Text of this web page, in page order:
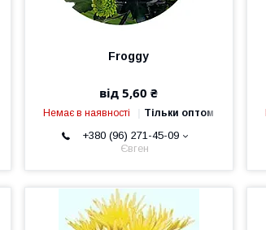
Froggy
від 5,60 ₴
Немає в наявності Тільки оптом
+380 (96) 271-45-09
Євген